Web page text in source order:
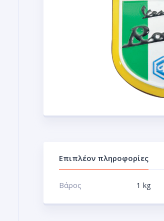
Επιπλέον πληροφορίες
Βάρος 1 kg